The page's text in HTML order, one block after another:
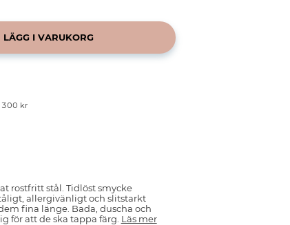
LÄGG I VARUKORG
300 kr
rostfritt stål. Tidlöst smycke
allergivänligt och slitstarkt
fina länge. Bada, duscha och
för att de ska tappa färg. Läs mer